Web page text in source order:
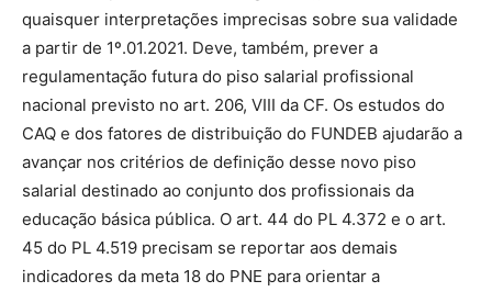
quaisquer interpretações imprecisas sobre sua validade
a partir de 1º.01.2021. Deve, também, prever a
regulamentação futura do piso salarial profissional
nacional previsto no art. 206, VIII da CF. Os estudos do
CAQ e dos fatores de distribuição do FUNDEB ajudarão a
avançar nos critérios de definição desse novo piso
salarial destinado ao conjunto dos profissionais da
educação básica pública. O art. 44 do PL 4.372 e o art.
45 do PL 4.519 precisam se reportar aos demais
indicadores da meta 18 do PNE para orientar a